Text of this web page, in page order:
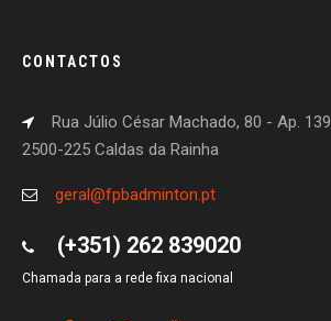
CONTACTOS
Rua Júlio César Machado, 80 - Ap. 139
2500-225 Caldas da Rainha
geral@fpbadminton.pt
(+351) 262 839020
Chamada para a rede fixa nacional